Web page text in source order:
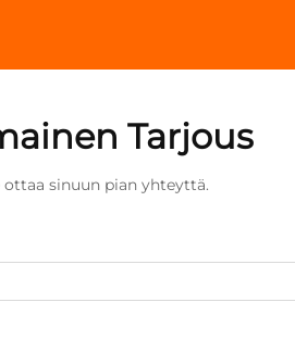
Tarjous
sinuun pian yhteyttä.